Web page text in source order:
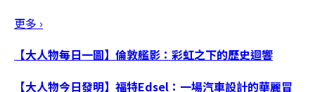
更多 ›
【大人物每日一圖】倫敦艦影：彩虹之下的歷史迴響
【大人物今日發明】福特Edsel：一場汽車設計的華麗冒